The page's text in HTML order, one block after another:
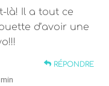
là! Il a tout ce
d’avoir une
RÉPONDRE